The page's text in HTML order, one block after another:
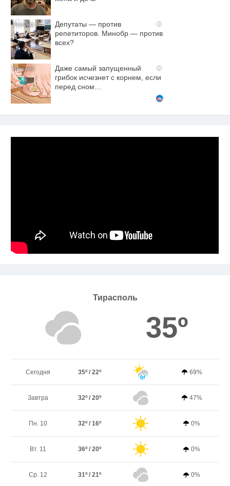
i
Депутаты — против
репетиторов. Минобр — против
всех?
i
Даже самый запущенный
грибок исчезнет с корнем, если
перед сном…
Тирасполь
35º
Сегодня 35º / 22º 69%
Завтра 32º / 20º 47%
Пн. 10 32º / 16º 0%
Вт. 11 36º / 20º 0%
Ср. 12 31º / 21º 0%